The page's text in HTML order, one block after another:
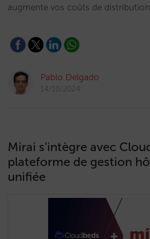
augmente vos coûts de
Pablo Delgado
14/10/2024
Mirai s’intègre avec
plateforme de gestion
unifiée